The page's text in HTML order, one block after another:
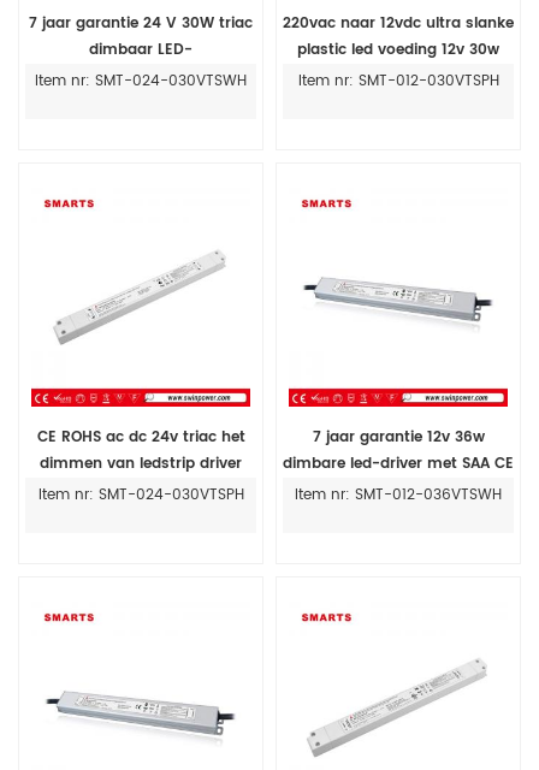
7 jaar garantie 24 V 30W triac
dimbaar LED-
stuurprogramma voor LED-
Item nr: SMT-024-030VTSWH
220vac naar 12vdc ultra slanke
plastic led voeding 12v 30w
met SAA
Item nr: SMT-012-030VTSPH
CE ROHS ac dc 24v triac het
dimmen van ledstrip driver
met dimmer
Item nr: SMT-024-030VTSPH
7 jaar garantie 12v 36w
dimbare led-driver met SAA CE
ROHS
Item nr: SMT-012-036VTSWH